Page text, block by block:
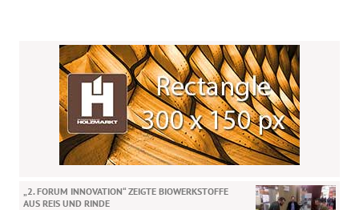
„2. FORUM INNOVATION“ ZEIGTE BIOWERKSTOFFE
AUS REIS UND RINDE